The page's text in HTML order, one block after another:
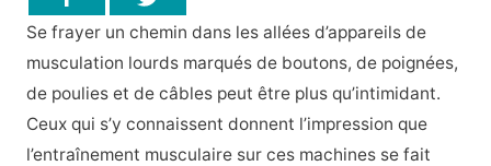
Se frayer un chemin dans les allées d’appareils de
musculation lourds marqués de boutons, de poignées,
de poulies et de câbles peut être plus qu’intimidant.
Ceux qui s’y connaissent donnent l’impression que
l’entraînement musculaire sur ces machines se fait